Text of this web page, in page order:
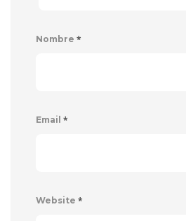
Nombre *
Email *
Website *